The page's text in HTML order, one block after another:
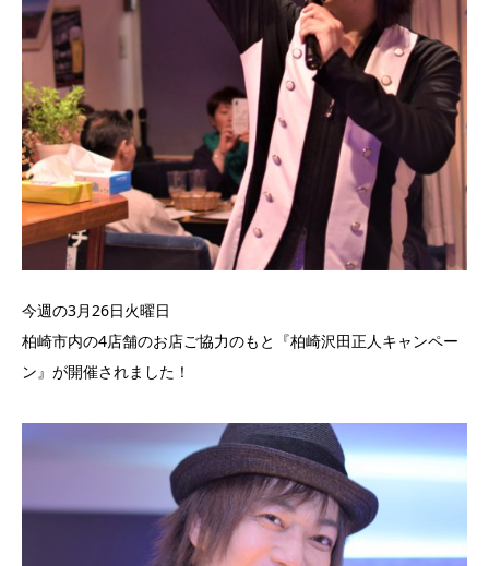
今週の3月26日火曜日
柏崎市内の4店舗のお店ご協力のもと『柏崎沢田正人キャンペー
ン』が開催されました！